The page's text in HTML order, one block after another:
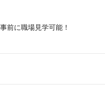
前に職場見学可能！